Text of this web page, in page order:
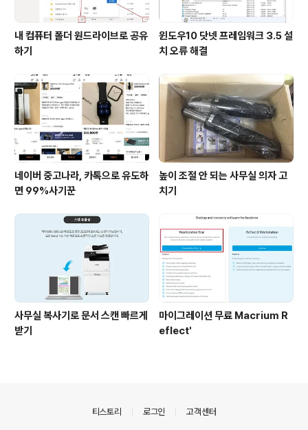
내 컴퓨터 폴더 원드라이브로 공유
하기
윈도우10 닷넷 프레임워크 3.5 설
치 오류 해결
네이버 중고나라, 카톡으로 유도하
면 99%사기꾼
높이 조절 안 되는 사무실 의자 고
치기
사무실 복사기로 문서 스캔 빠르게
받기
마이그레이션 무료 Macrium R
eflect'
티스토리 로그인 고객센터